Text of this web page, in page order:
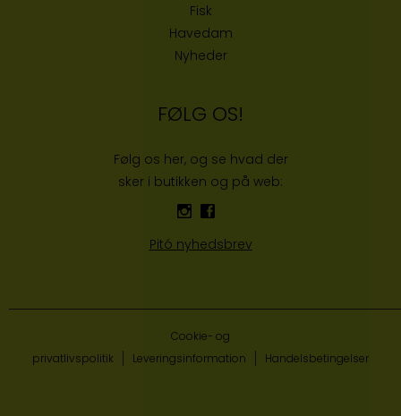
Fisk
Havedam
Nyheder
FØLG OS!
Følg os her, og se hvad der
sker i butikken og på web:
Pitó nyhedsbrev
Cookie- og
privatlivspolitik
Leveringsinformation Handelsbetingelser